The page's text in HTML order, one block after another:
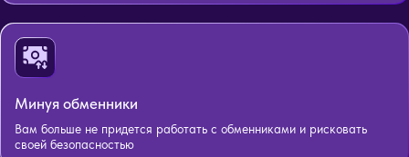
Минуя обменники
Вам больше не придется работать с обменниками и рисковать
своей безопасностью